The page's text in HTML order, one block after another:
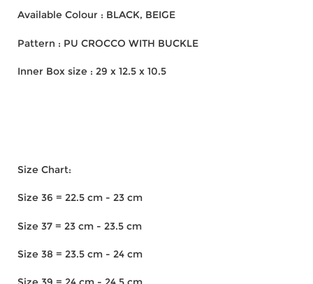
Available Colour : BLACK, BEIGE
Pattern : PU CROCCO WITH BUCKLE
Inner Box size : 29 x 12.5 x 10.5
Size Chart:
Size 36 = 22.5 cm - 23 cm
Size 37 = 23 cm - 23.5 cm
Size 38 = 23.5 cm - 24 cm